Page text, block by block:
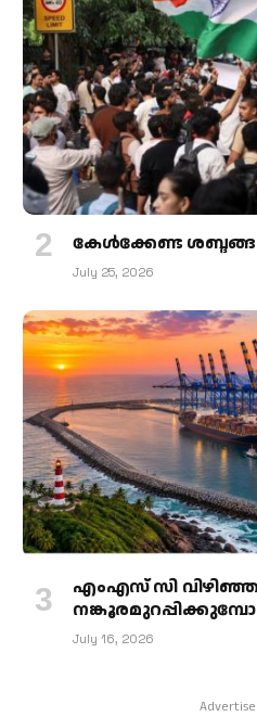
കേള്‍ക്കേണ്ട
July 25, 2026
എംഎസ് സി
July 16, 2026